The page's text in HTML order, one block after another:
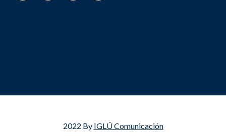
2022 By IGLÚ Comunicación